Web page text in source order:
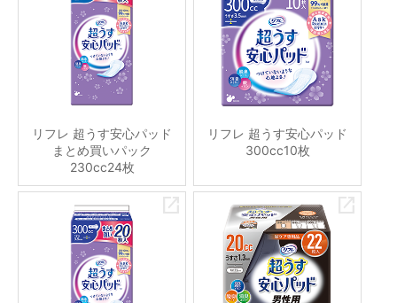
リフレ 超うす安心パッド
まとめ買いパック
230cc24枚
リフレ 超うす安心パッド
300cc10枚